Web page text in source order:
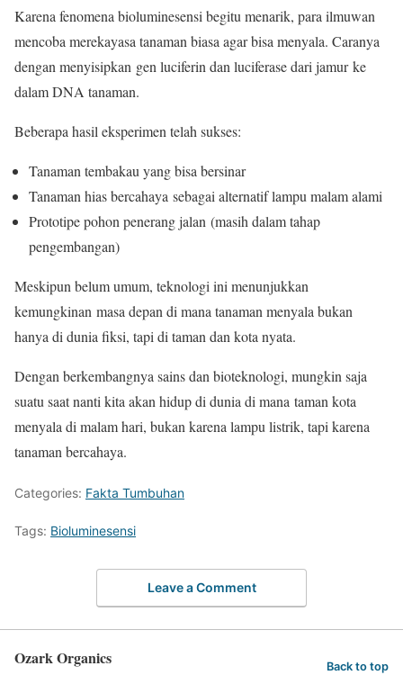
Karena fenomena bioluminesensi begitu menarik, para ilmuwan
mencoba merekayasa tanaman biasa agar bisa menyala. Caranya
dengan menyisipkan gen luciferin dan luciferase dari jamur ke
dalam DNA tanaman.
Beberapa hasil eksperimen telah sukses:
Tanaman tembakau yang bisa bersinar
Tanaman hias bercahaya sebagai alternatif lampu malam alami
Prototipe pohon penerang jalan (masih dalam tahap
pengembangan)
Meskipun belum umum, teknologi ini menunjukkan
kemungkinan masa depan di mana tanaman menyala bukan
hanya di dunia fiksi, tapi di taman dan kota nyata.
Dengan berkembangnya sains dan bioteknologi, mungkin saja
suatu saat nanti kita akan hidup di dunia di mana taman kota
menyala di malam hari, bukan karena lampu listrik, tapi karena
tanaman bercahaya.
Categories: Fakta Tumbuhan
Tags: Bioluminesensi
Leave a Comment
Ozark Organics Back to top